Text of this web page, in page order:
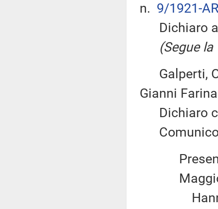
n. 9/1921-
Dichiaro
(Segue la
Galperti,
Gianni
Dichiaro
Comunico
Hanno